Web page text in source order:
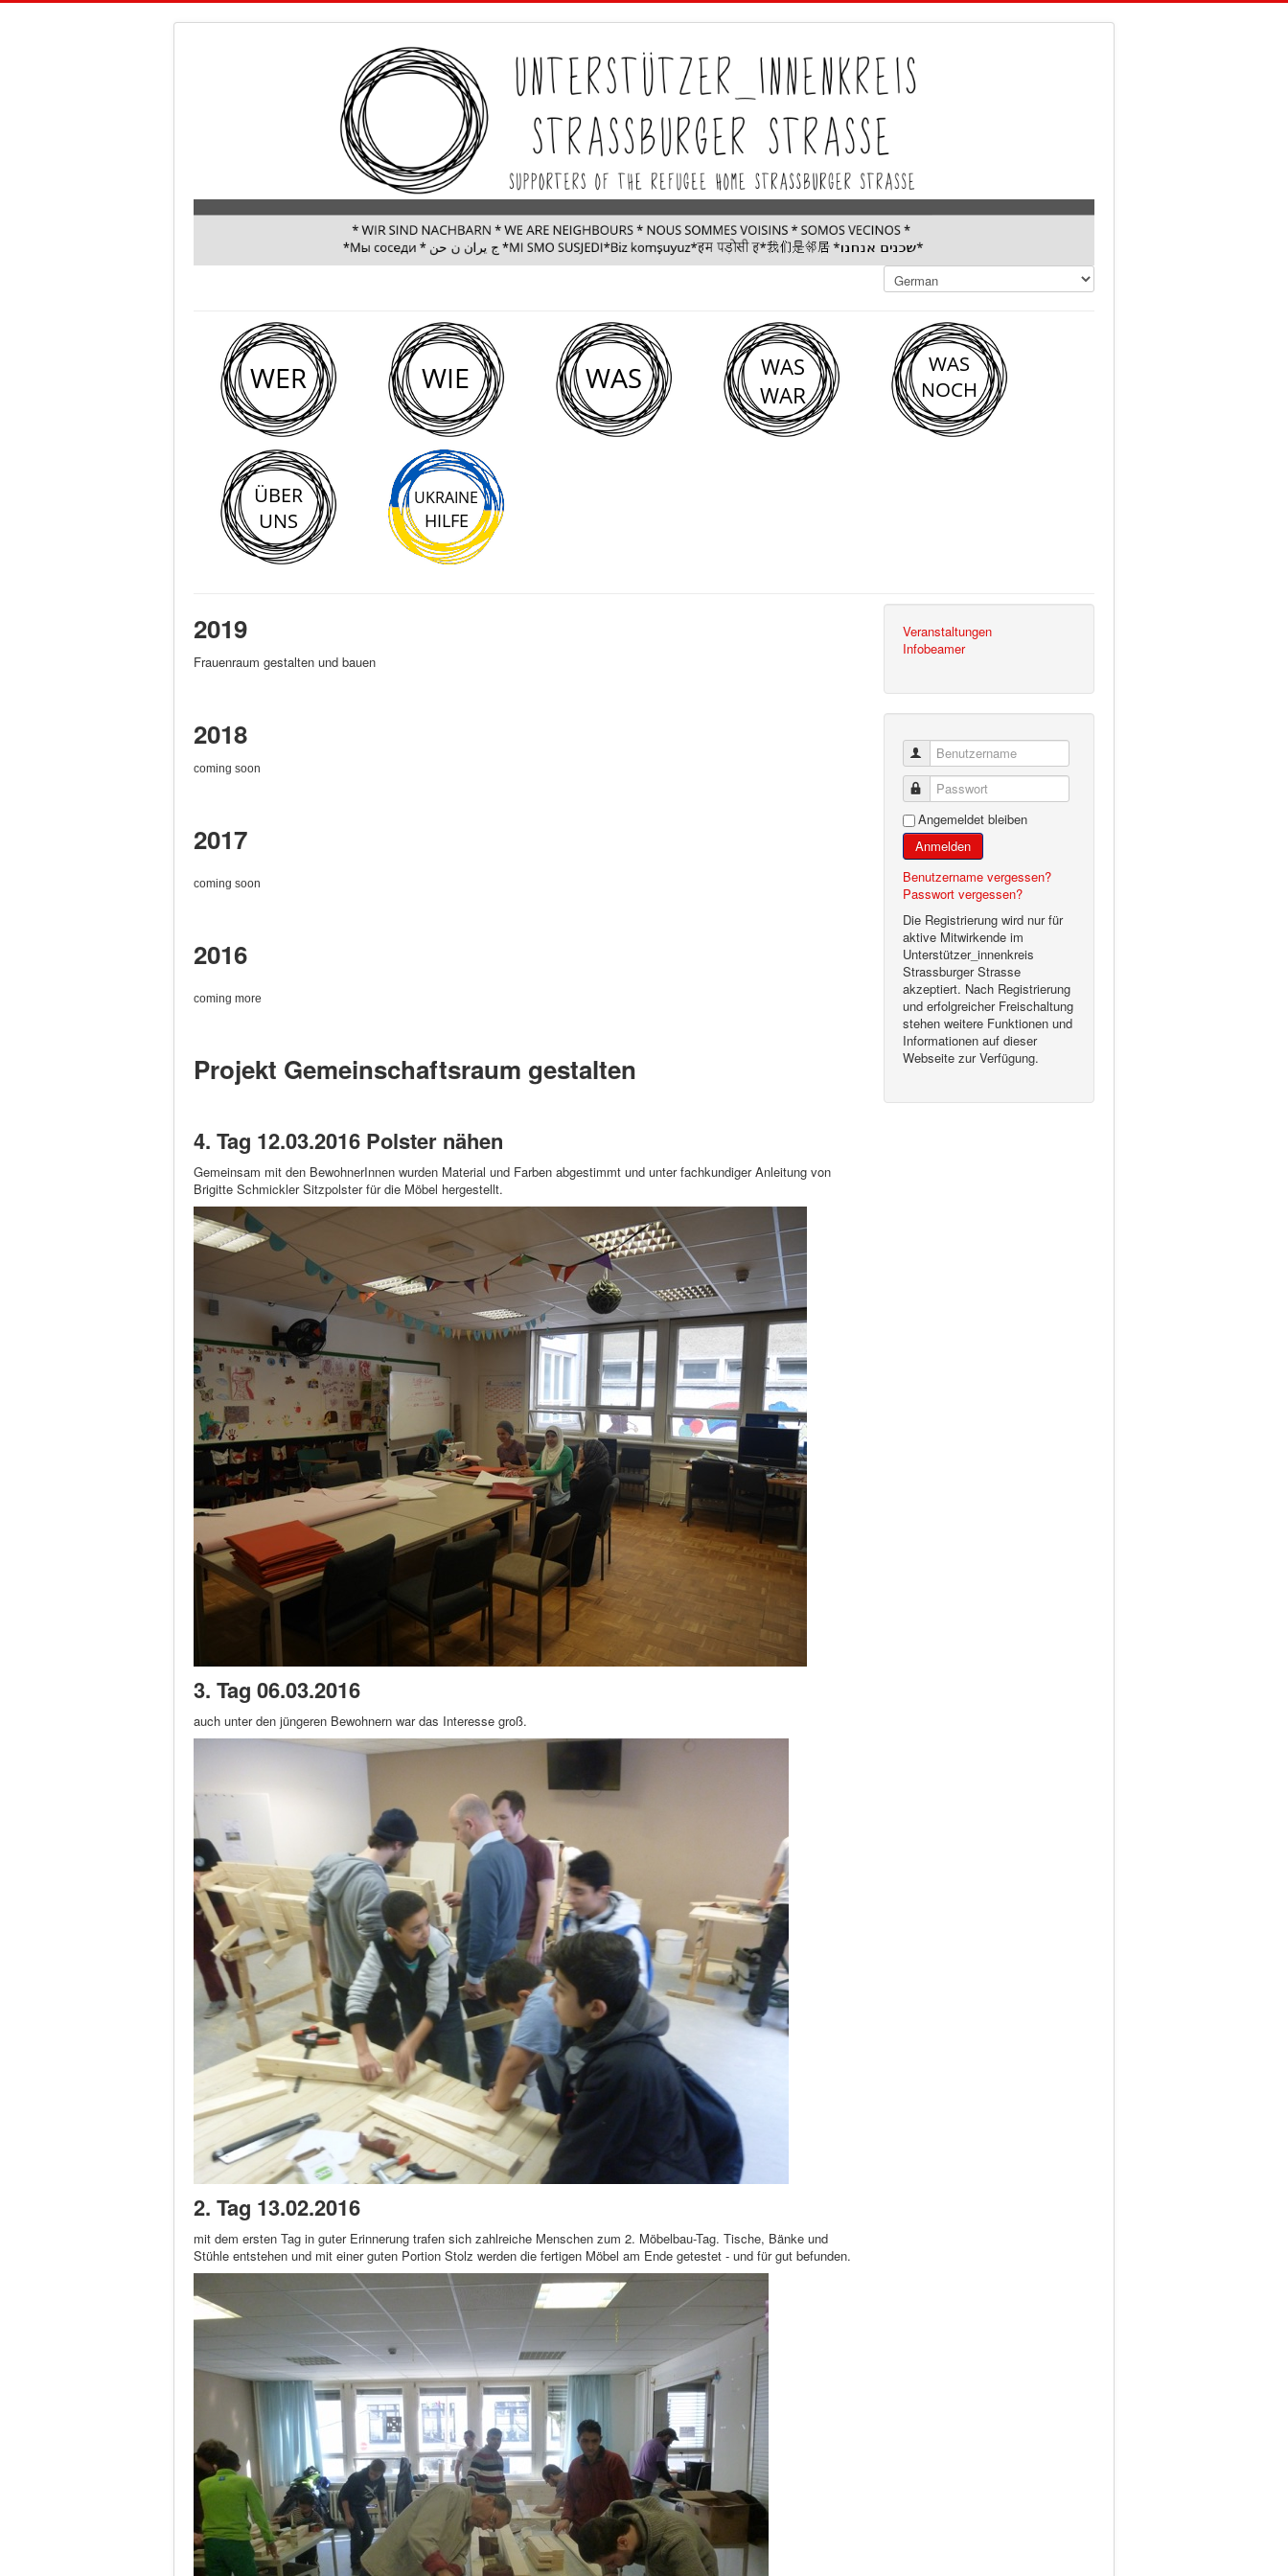
2019
Frauenraum gestalten und bauen
2018
coming soon
2017
coming soon
2016
coming more
Projekt Gemeinschaftsraum gestalten
4. Tag 12.03.2016 Polster nähen
Gemeinsam mit den BewohnerInnen wurden Material und Farben abgestimmt und unter fachkundiger Anleitung von
Brigitte Schmickler Sitzpolster für die Möbel hergestellt.
3. Tag 06.03.2016
auch unter den jüngeren Bewohnern war das Interesse groß.
2. Tag 13.02.2016
mit dem ersten Tag in guter Erinnerung trafen sich zahlreiche Menschen zum 2. Möbelbau-Tag. Tische, Bänke und
Stühle entstehen und mit einer guten Portion Stolz werden die fertigen Möbel am Ende getestet - und für gut befunden.
Veranstaltungen
Infobeamer
Benutzername
Passwort
Angemeldet bleiben
Anmelden
Benutzername vergessen?
Passwort vergessen?
Die Registrierung wird nur für
aktive Mitwirkende im
Unterstützer_innenkreis
Strassburger Strasse
akzeptiert. Nach Registrierung
und erfolgreicher Freischaltung
stehen weitere Funktionen und
Informationen auf dieser
Webseite zur Verfügung.